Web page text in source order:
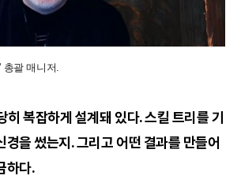
괄 매니저.
히 복잡하게 설계돼 있다. 스킬 트리를 기
경을 썼는지. 그리고 어떤 결과를 만들어
하다.